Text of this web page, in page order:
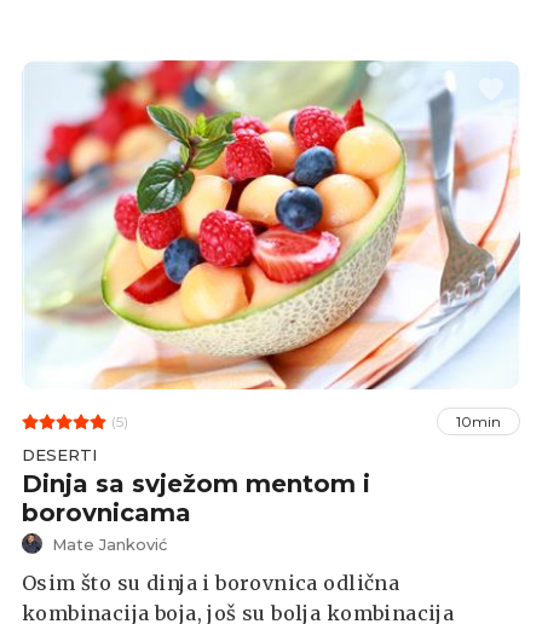
pečenja, jednostavan za izradu, a s njim ćete
postići wow efekt kao da ste vrsni slastičar/ka,
neovisno o prigodi za koju ga radite. Pa
krenimo...
(5) 10min
DESERTI
Dinja sa svježom mentom i
borovnicama
Mate Janković
Osim što su dinja i borovnica odlična
kombinacija boja, još su bolja kombinacija